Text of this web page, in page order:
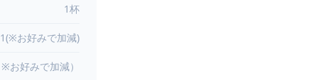
1杯
お好みで加減)
お好みで加減）